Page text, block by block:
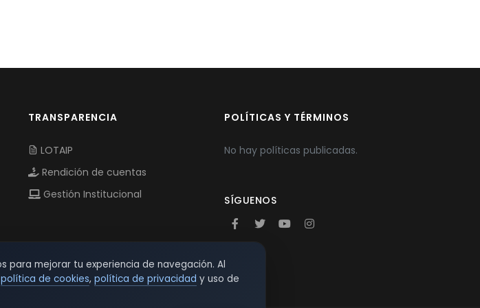
TRANSPARENCIA
LOTAIP
Rendición de cuentas
Gestión Institucional
POLÍTICAS Y TÉRMINOS
No hay políticas publicadas.
SÍGUENOS
para mejorar tu experiencia de navegación. Al
política de cookies, política de privacidad y uso de